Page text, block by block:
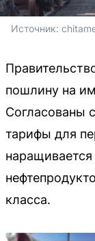
Источник:
пошлину на
Согласованы
тарифы для
наращивается
класса.